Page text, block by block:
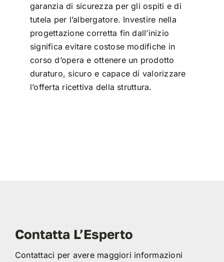
garanzia di sicurezza per gli ospiti e di
tutela per l’albergatore. Investire nella
progettazione corretta fin dall’inizio
significa evitare costose modifiche in
corso d’opera e ottenere un prodotto
duraturo, sicuro e capace di valorizzare
l’offerta ricettiva della struttura.
Contatta L’Esperto
Contattaci per avere maggiori informazioni